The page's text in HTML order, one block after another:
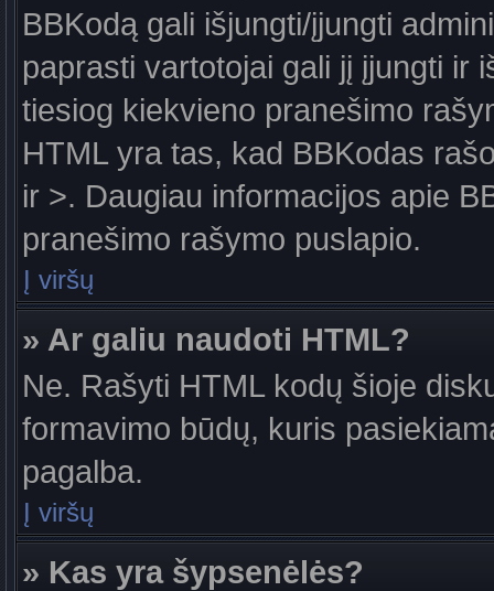
BBKodą gali išjungti/įjungti
paprasti vartotojai gali jį įjungti ir
tiesiog kiekvieno pranešimo
HTML yra tas, kad BBKodas
ir >. Daugiau informacijos apie
pranešimo rašymo puslapio.
Į viršų
» Ar galiu naudoti HTML?
Ne. Rašyti HTML kodų šioje
formavimo būdų, kuris
pagalba.
Į viršų
» Kas yra šypsenėlės?